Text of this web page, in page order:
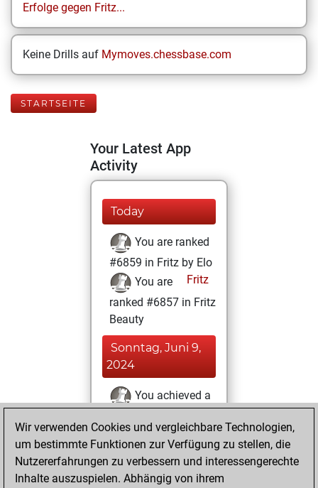
Erfolge gegen Fritz...
Keine Drills auf Mymoves.chessbase.com
STARTSEITE
Your Latest App
Activity
Today
You are ranked
#6859 in Fritz by Elo
Fritz
You are
ranked #6857 in Fritz
Beauty
Sonntag, Juni 9,
2024
You achieved a
Fritz
You
achieved a new Elo
of 1611
Wir verwenden Cookies und vergleichbare Technologien,
um bestimmte Funktionen zur Verfügung zu stellen, die
Nutzererfahrungen zu verbessern und interessengerechte
Inhalte auszuspielen. Abhängig von ihrem